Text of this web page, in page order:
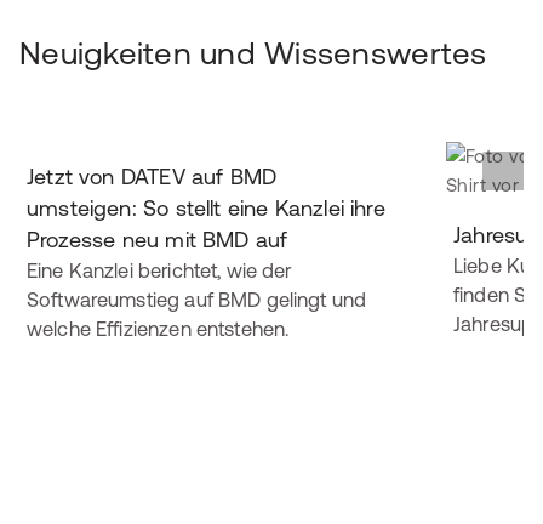
Neuigkeiten und Wissenswertes
Jetzt von DATEV auf BMD
umsteigen: So stellt eine Kanzlei ihre
Prozesse neu mit BMD auf
Eine Kanzlei berichtet, wie der
Softwareumstieg auf BMD gelingt und
welche Effizienzen entstehen.
Liebe
finden